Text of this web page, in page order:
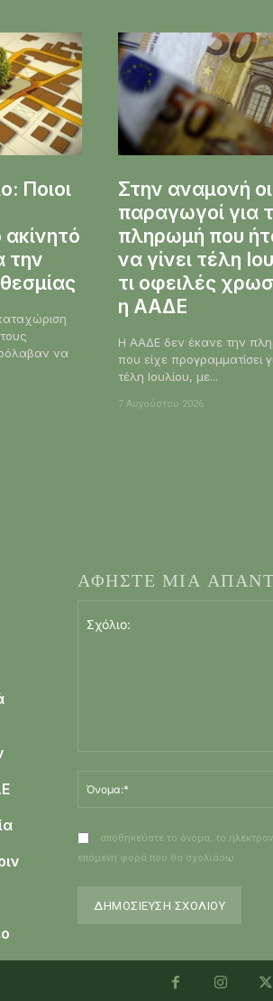
Ποιοι
την
να
Στην αναμονή οι
παραγωγοί για
πληρωμή που
να γίνει τέλη
τι οφειλές
η ΑΑΔΕ
Η ΑΑΔΕ δεν έκανε την
που είχε προγραμματίσει
τέλη Ιουλίου, με...
7 Αυγούστου 2026
ΑΦΗΣΤΕ ΜΙΑ
αποθηκεύστε το όνομα, το
επόμενη φορά που θα σχολιάσω.